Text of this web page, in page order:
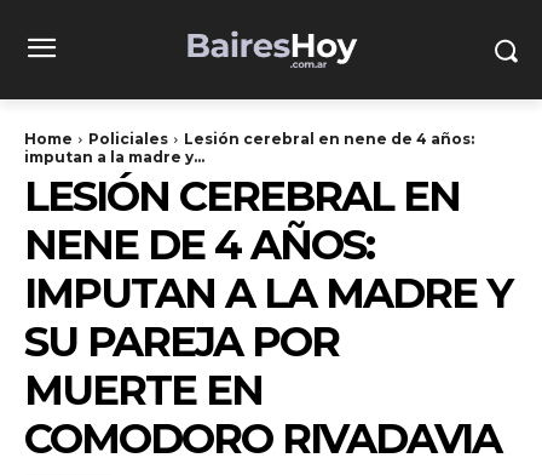
Home Policiales
Lesión cerebral en nene de 4 años:
imputan a la madre y...
LESIÓN CEREBRAL EN
NENE DE 4 AÑOS:
IMPUTAN A LA MADRE Y
SU PAREJA POR
MUERTE EN
COMODORO RIVADAVIA